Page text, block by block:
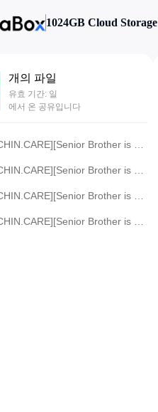
1024GB Cloud Storage
개의 파일
유효 기간: 일
에서 온 공유입니다